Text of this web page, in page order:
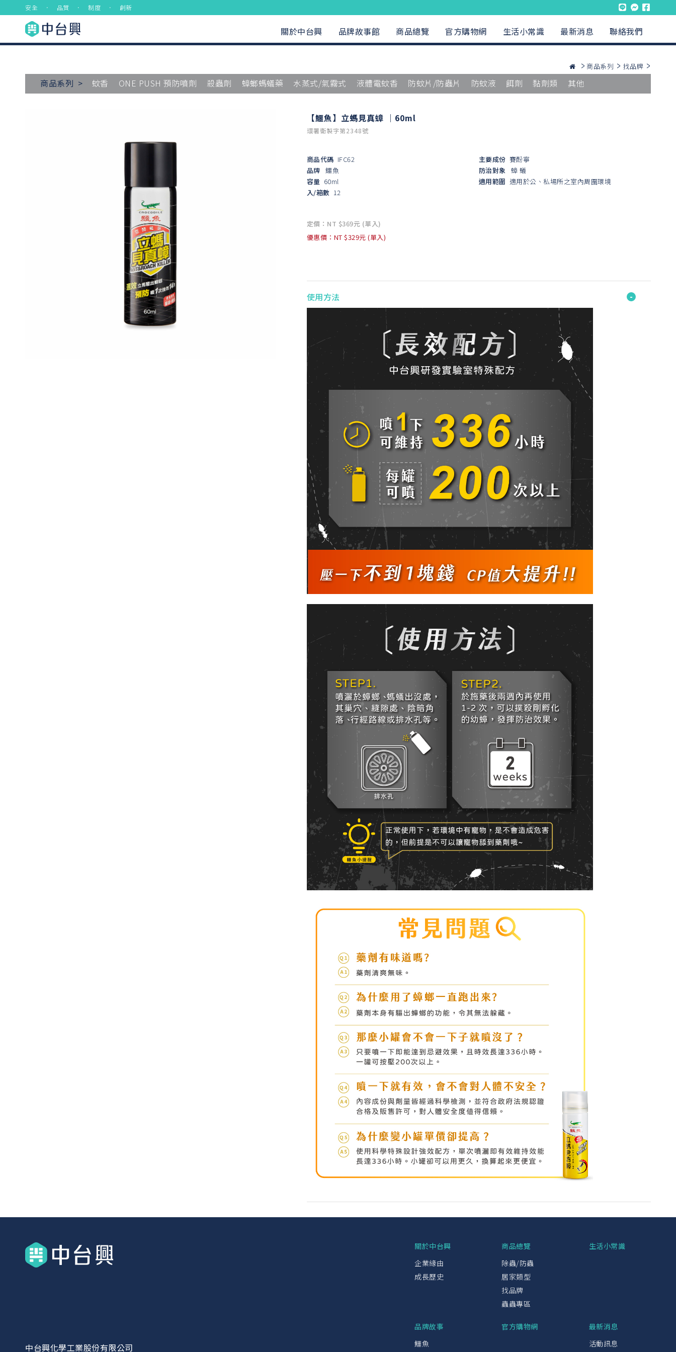
安全 ． 品質 ． 制度 ． 創新
關於中台興 品牌故事館 商品總覽 官方購物網 生活小常識 最新消息 聯絡我們
商品系列 找品牌
商品系列 > 蚊香 ONE PUSH 預防噴劑 殺蟲劑 蟑螂螞蟻藥 水蒸式/氣霧式 液體電蚊香 防蚊片/防蟲片 防蚊液 餌劑 黏劑類 其他
【鱷魚】立螞見真蟑 ｜60ml
環署衛製字第2348號
商品代碼 IFC62
品牌 鱷魚
容量 60ml
入/箱數 12
主要成份 賽酚寧
防治對象
蟑 蟻
適用範圍 適用於公、私場所之室內周圍環境
定價：NT $369元 (單入)
優惠價：NT $329元 (單入)
使用方法
中台興化學工業股份有限公司
關於中台興
企業緣由
成長歷史
商品總覽
除蟲/防蟲
居家類型
找品牌
蟲蟲專區
生活小常識
品牌故事
鱷魚
官方購物網
最新消息
活動訊息